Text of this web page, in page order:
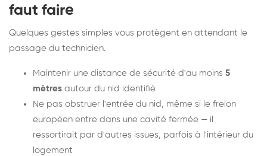
faut faire
Quelques gestes simples vous protègent en attendant le
passage du technicien.
Maintenir une distance de sécurité d'au moins 5
mètres autour du nid identifié
Ne pas obstruer l'entrée du nid, même si le frelon
européen entre dans une cavité fermée — il
ressortirait par d'autres issues, parfois à l'intérieur du
logement